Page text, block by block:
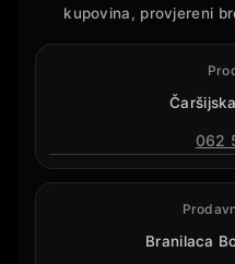
kupovina, provjereni
062
Branilaca